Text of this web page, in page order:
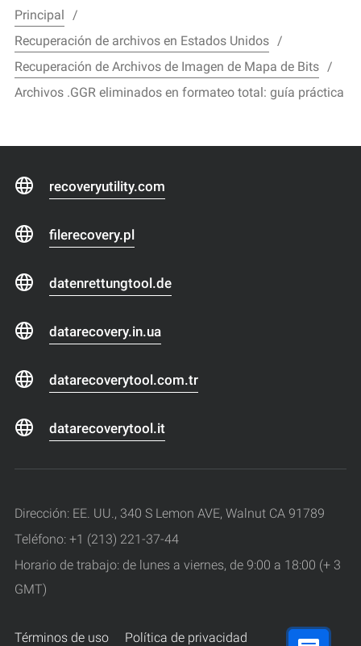
Principal
Recuperación de archivos en Estados Unidos
Recuperación de Archivos de Imagen de Mapa de Bits
Archivos .GGR eliminados en formateo total: guía práctica
recoveryutility.com
filerecovery.pl
datenrettungtool.de
datarecovery.in.ua
datarecoverytool.com.tr
datarecoverytool.it
Dirección: EE. UU., 340 S Lemon AVE, Walnut CA 91789
Teléfono: +1 (213) 221-37-44
Horario de trabajo: de lunes a viernes, de 9:00 a 18:00 (+ 3
GMT)
Términos de uso Política de privacidad